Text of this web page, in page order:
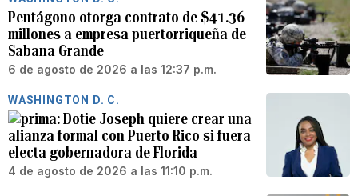
Pentágono otorga contrato de $41.36
millones a empresa puertorriqueña de
Sabana Grande
6 de agosto de 2026 a las 12:37 p.m.
WASHINGTON D. C.
Dotie Joseph quiere crear una
alianza formal con Puerto Rico si fuera
electa gobernadora de Florida
4 de agosto de 2026 a las 11:10 p.m.